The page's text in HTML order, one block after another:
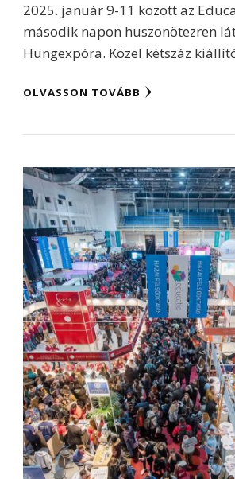
2025. január 9-11 között az
második napon huszonötezren
Hungexpóra. Közel kétszáz
OLVASSON TOVÁBB